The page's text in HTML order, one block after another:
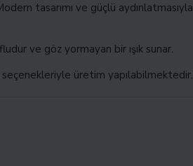
tasarımı ve güçlü aydınlatmasıyla
ve göz yormayan bir ışık sunar.
üretim yapılabilmektedir.